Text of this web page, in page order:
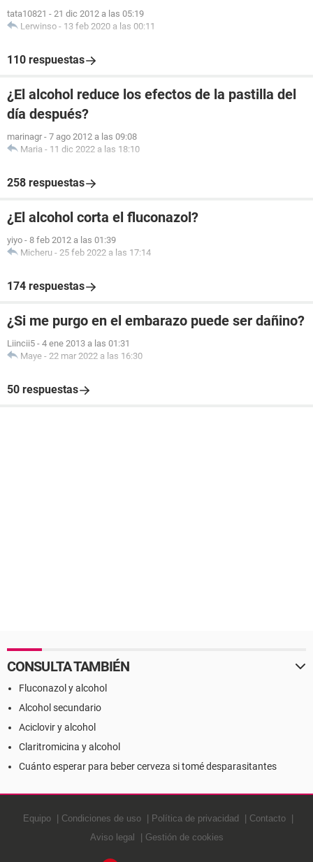
tata10821 - 21 dic 2012 a las 05:19
Lerwinso - 13 feb 2020 a las 00:11
110 respuestas
¿El alcohol reduce los efectos de la pastilla del
día después?
marinagr - 7 ago 2012 a las 09:08
Maria - 11 dic 2022 a las 18:10
258 respuestas
¿El alcohol corta el fluconazol?
yiyo - 8 feb 2012 a las 01:39
Micheru - 25 feb 2022 a las 17:14
174 respuestas
¿Si me purgo en el embarazo puede ser dañino?
Liincii5 - 4 ene 2013 a las 01:31
Maye - 22 mar 2022 a las 16:30
50 respuestas
CONSULTA TAMBIÉN
Fluconazol y alcohol
Alcohol secundario
Aciclovir y alcohol
Claritromicina y alcohol
Cuánto esperar para beber cerveza si tomé desparasitantes
Equipo Condiciones de uso Política de privacidad
Contacto
Aviso legal
Gestión de cookies